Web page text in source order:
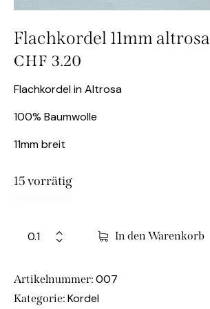
Flachkordel 11mm altrosa
CHF 3.20
Flachkordel in Altrosa
100% Baumwolle
11mm breit
15 vorrätig
In den Warenkorb
Artikelnummer: 007
Kategorie: Kordel